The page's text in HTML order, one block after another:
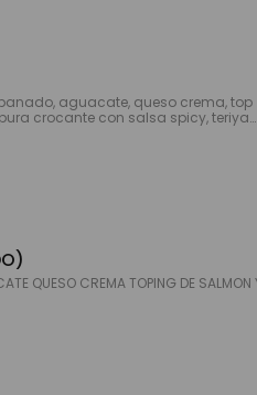
aguacate, queso crema, top
crocante con salsa spicy, teriyaki
SA